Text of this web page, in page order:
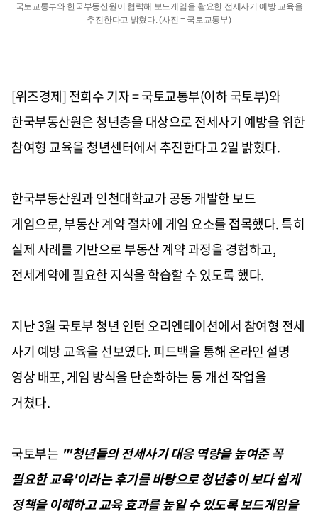
국토교통부와 한국부동산원이 협력해 보드게임을 활요한 전세사기 예방 교육을
추진한다고 밝혔다. (사진 = 국토교통부)
[위즈경제] 전희수 기자 = 국토교통부(이하 국토부)와
한국부동산원은 청년층을 대상으로 전세사기 예방을 위한
참여형 교육을 청년센터에서 추진한다고 2일 밝혔다.
한국부동산원과 인천대학교가 공동 개발한 보드
게임으로, 부동산 계약 절차에 게임 요소를 접목했다. 특히
실제 사례를 기반으로 부동산 계약 과정을 경험하고,
전세계약에 필요한 지식을 학습할 수 있도록 했다.
지난 3월 국토부 청년 인턴 오리엔테이션에서 참여형 전세
사기 예방 교육을 선보였다. 피드백을 통해 온라인 설명
영상 배포, 게임 방식을 단순화하는 등 개선 작업을
거쳤다.
국토부는 "'청년들의 전세사기 대응 역량을 높여준 꼭
필요한 교육'이라는 후기를 바탕으로 청년층이 보다 쉽게
정책을 이해하고 교육 효과를 높일 수 있도록 보드게임을